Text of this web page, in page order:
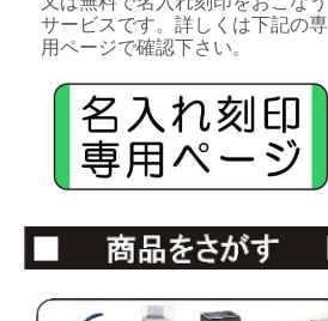
サービスです。詳しくは下記の専
用ページで確認下さい。